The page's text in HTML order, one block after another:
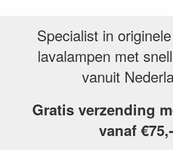
Specialist in
lavalampen met
vanuit
Gratis verzending
vanaf €75,-